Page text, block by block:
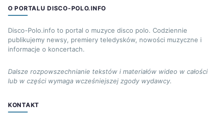
O PORTALU DISCO-POLO.INFO
Disco-Polo.info to portal o muzyce disco polo. Codziennie
publikujemy newsy, premiery teledysków, nowości muzyczne i
informacje o koncertach.
Dalsze rozpowszechnianie tekstów i materiałów wideo w całości
lub w części wymaga wcześniejszej zgody wydawcy.
KONTAKT